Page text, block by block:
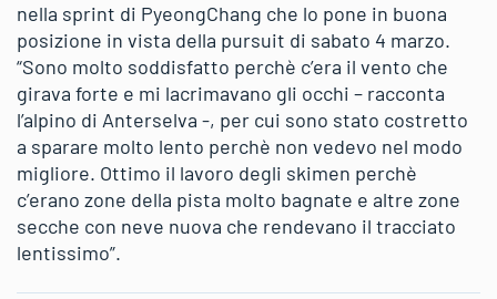
nella sprint di PyeongChang che lo pone in buona
posizione in vista della pursuit di sabato 4 marzo.
“Sono molto soddisfatto perchè c’era il vento che
girava forte e mi lacrimavano gli occhi – racconta
l’alpino di Anterselva -, per cui sono stato costretto
a sparare molto lento perchè non vedevo nel modo
migliore. Ottimo il lavoro degli skimen perchè
c’erano zone della pista molto bagnate e altre zone
secche con neve nuova che rendevano il tracciato
lentissimo”.